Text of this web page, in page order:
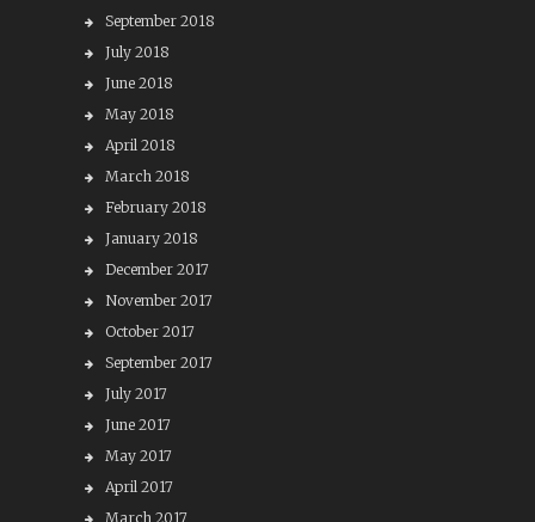
September 2018
July 2018
June 2018
May 2018
April 2018
March 2018
February 2018
January 2018
December 2017
November 2017
October 2017
September 2017
July 2017
June 2017
May 2017
April 2017
March 2017